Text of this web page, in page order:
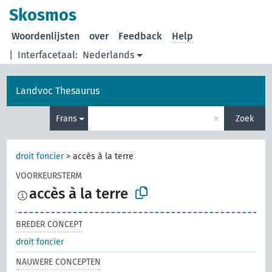
Skosmos
Interfacetaal: Nederlands
Woordenlijsten over Feedback Help
Landvoc Thesaurus
Frans × Zoek
droit foncier>accès à la terre
VOORKEURSTERM
accès à la terre
BREDER CONCEPT
droit foncier
NAUWERE CONCEPTEN